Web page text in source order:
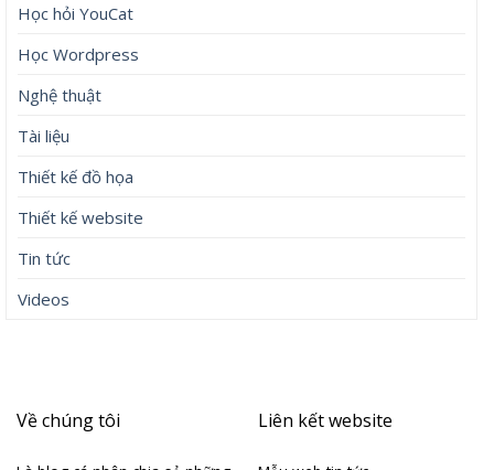
Học hỏi YouCat
Học Wordpress
Nghệ thuật
Tài liệu
Thiết kế đồ họa
Thiết kế website
Tin tức
Videos
Về chúng tôi Liên kết website